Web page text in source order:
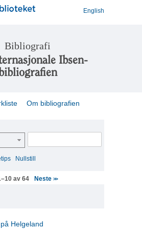
English
Bibliografi
Ibsen-
Om bibliografien
Nullstill
av 64 Neste>>
Helgeland